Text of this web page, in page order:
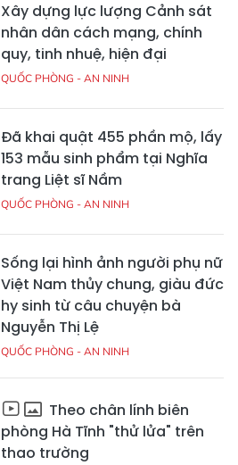
Xây dựng lực lượng Cảnh sát
nhân dân cách mạng, chính
quy, tinh nhuệ, hiện đại
QUỐC PHÒNG - AN NINH
Đã khai quật 455 phần mộ, lấy
153 mẫu sinh phẩm tại Nghĩa
trang Liệt sĩ Nầm
QUỐC PHÒNG - AN NINH
Sống lại hình ảnh người phụ nữ
Việt Nam thủy chung, giàu đức
hy sinh từ câu chuyện bà
Nguyễn Thị Lệ
QUỐC PHÒNG - AN NINH
Theo chân lính biên
phòng Hà Tĩnh "thử lửa" trên
thao trường